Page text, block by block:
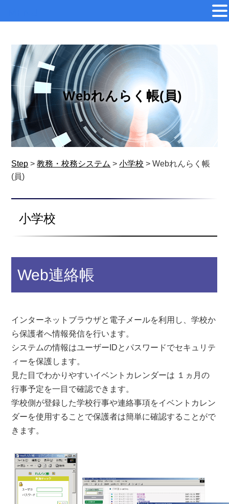
Webれんらく帳(員)
Step >教務・校務システム >小学校 >Webれんらく帳
(員)
小学校
Web連絡帳
インターネットブラウザと電子メールを利用し、学校か
ら保護者へ情報発信を行います。
システムの情報はユーザーIDとパスワードでセキュリテ
ィーを保護します。
見た目でわかりやすいイベントカレンダーは １ヵ月の
行事予定を一目で確認できます。
学校側が登録した学校行事や連絡事項をイベントカレン
ダーを使用することで保護者は簡単に確認することがで
きます。